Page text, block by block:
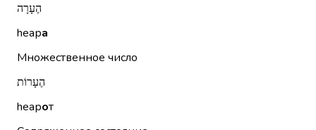
הֶעָרָה
hеара
Множественное число
הֶעָרוֹת
hеарот